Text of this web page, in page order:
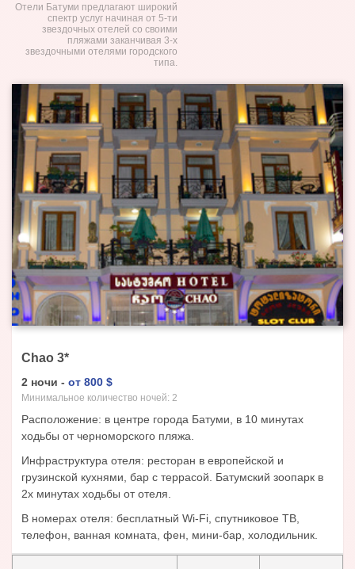
Отели Батуми предлагают широкий
спектр услуг начиная от 5-ти
звездочных отелей со своими
пляжами заканчивая 3-х
звездочными отелями городского
типа.
Chao 3*
2 ночи - от 800 $
Минимальное количество ночей: 2
Расположение: в центре города Батуми, в 10 минутах
ходьбы от черноморского пляжа.
Инфраструктура отеля: ресторан в европейской и
грузинской кухнями, бар с террасой. Батумский зоопарк в
2х минутах ходьбы от отеля.
В номерах отеля: бесплатный Wi-Fi, спутниковое ТВ,
телефон, ванная комната, фен, мини-бар, холодильник.